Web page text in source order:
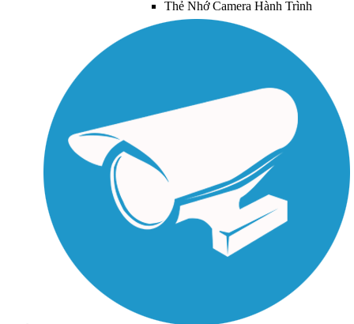
Thẻ Nhớ Camera Hành Trình